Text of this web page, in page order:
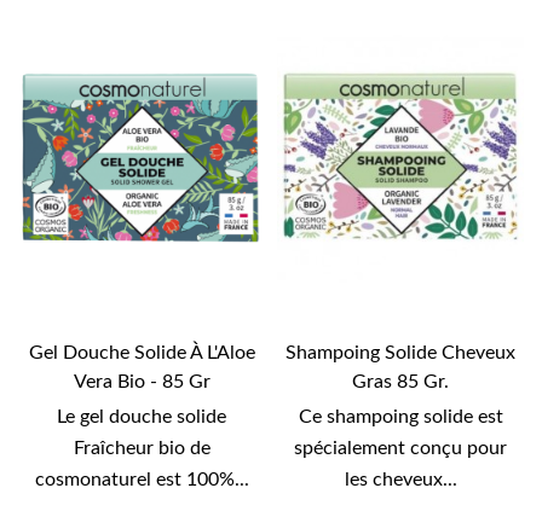
Gel Douche Solide À L'Aloe
Vera Bio - 85 Gr
Le gel douche solide
Fraîcheur bio de
cosmonaturel est 100%...
Shampoing Solide Cheveux
Gras 85 Gr.
Ce shampoing solide est
spécialement conçu pour
les cheveux...